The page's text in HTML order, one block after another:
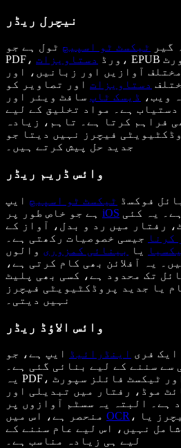
نیچرل ریڈر
گیر ٹیکسٹ ٹو اسپیچ ٹول ہے جو
PDF، ورڈ دستاویزات
دستاویزات اور تصاویر کو
ویب،
ڈیسک ٹاپ سافٹ ویئر اور
دستیاب ہے۔ مواد تخلیق کے لیے
فراہم کرتا ہے۔ تاہم، زیادہ
فیچرز نہیں دیتا جو
جدید حل پیش کرتے ہیں۔
وائس ڈریم ریڈر
فوکسڈ ٹیکسٹ ٹو اسپیچ ایپ
iOS
رفتار میں رد و بدل، آواز کے
کرنا جیسی خصوصیات رکھتی ہے۔
یا بینائی کمزوری والوں
یہ آفلائن بھی کام کرتی ہے،
تک محدود ہے، کسی بھی پلیٹ
یا جدید پروڈکٹیویٹی فیچرز
نہیں دیتی۔
وائس الاؤڈ ریڈر
ایک فری اینڈرائیڈ
ایپ ہے، جو
سے سننے کے لیے بنائی گئی ہے۔
یہ PDF، ٹیکسٹ فائلز سپورٹ
موڈ، رفتار میں تبدیلی اور
ہے۔ البتہ یہ سسٹم آوازوں پر
OCR ، انٹرایکشن فیچرز یا
نہیں، اس لیے عام سننے کے
لیے ہی زیادہ مناسب ہے۔